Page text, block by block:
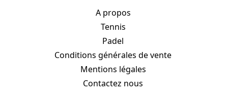
A propos
Tennis
Padel
Conditions générales de vente
Mentions légales
Contactez nous